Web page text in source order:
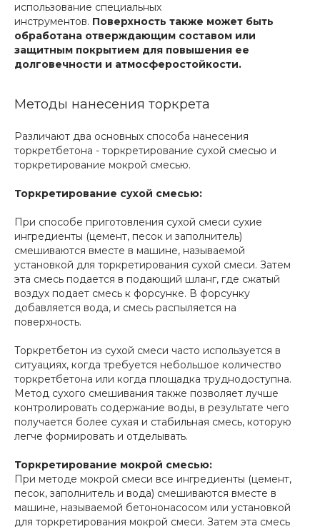
использование специальных
инструментов. Поверхность также может быть
обработана отверждающим составом или
защитным покрытием для повышения ее
долговечности и атмосферостойкости.
Методы нанесения торкрета
Различают два основных способа нанесения
торкретбетона - торкретирование сухой смесью и
торкретирование мокрой смесью.
Торкретирование сухой смесью:
При способе приготовления сухой смеси сухие
ингредиенты (цемент, песок и заполнитель)
смешиваются вместе в машине, называемой
установкой для торкретирования сухой смеси. Затем
эта смесь подается в подающий шланг, где сжатый
воздух подает смесь к форсунке. В форсунку
добавляется вода, и смесь распыляется на
поверхность.
Торкретбетон из сухой смеси часто используется в
ситуациях, когда требуется небольшое количество
торкретбетона или когда площадка труднодоступна.
Метод сухого смешивания также позволяет лучше
контролировать содержание воды, в результате чего
получается более сухая и стабильная смесь, которую
легче формировать и отделывать.
Торкретирование мокрой смесью:
При методе мокрой смеси все ингредиенты (цемент,
песок, заполнитель и вода) смешиваются вместе в
машине, называемой бетононасосом или установкой
для торкретирования мокрой смеси. Затем эта смесь